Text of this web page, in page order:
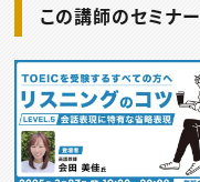
この講師のセミナー